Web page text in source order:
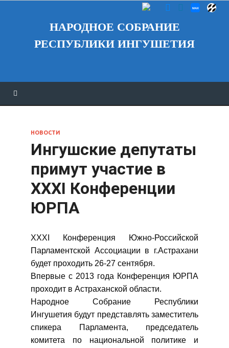
НАРОДНОЕ СОБРАНИЕ
РЕСПУБЛИКИ ИНГУШЕТИЯ
НОВОСТИ
Ингушские депутаты
примут участие в
ХХХI Конференции
ЮРПА
XXXI Конференция Южно-Российской
Парламентской Ассоциации в г.Астрахани
будет проходить 26-27 сентября.
Впервые с 2013 года Конференция ЮРПА
проходит в Астраханской области.
Народное Собрание Республики
Ингушетия будут представлять заместитель
спикера Парламента, председатель
комитета по национальной политике и